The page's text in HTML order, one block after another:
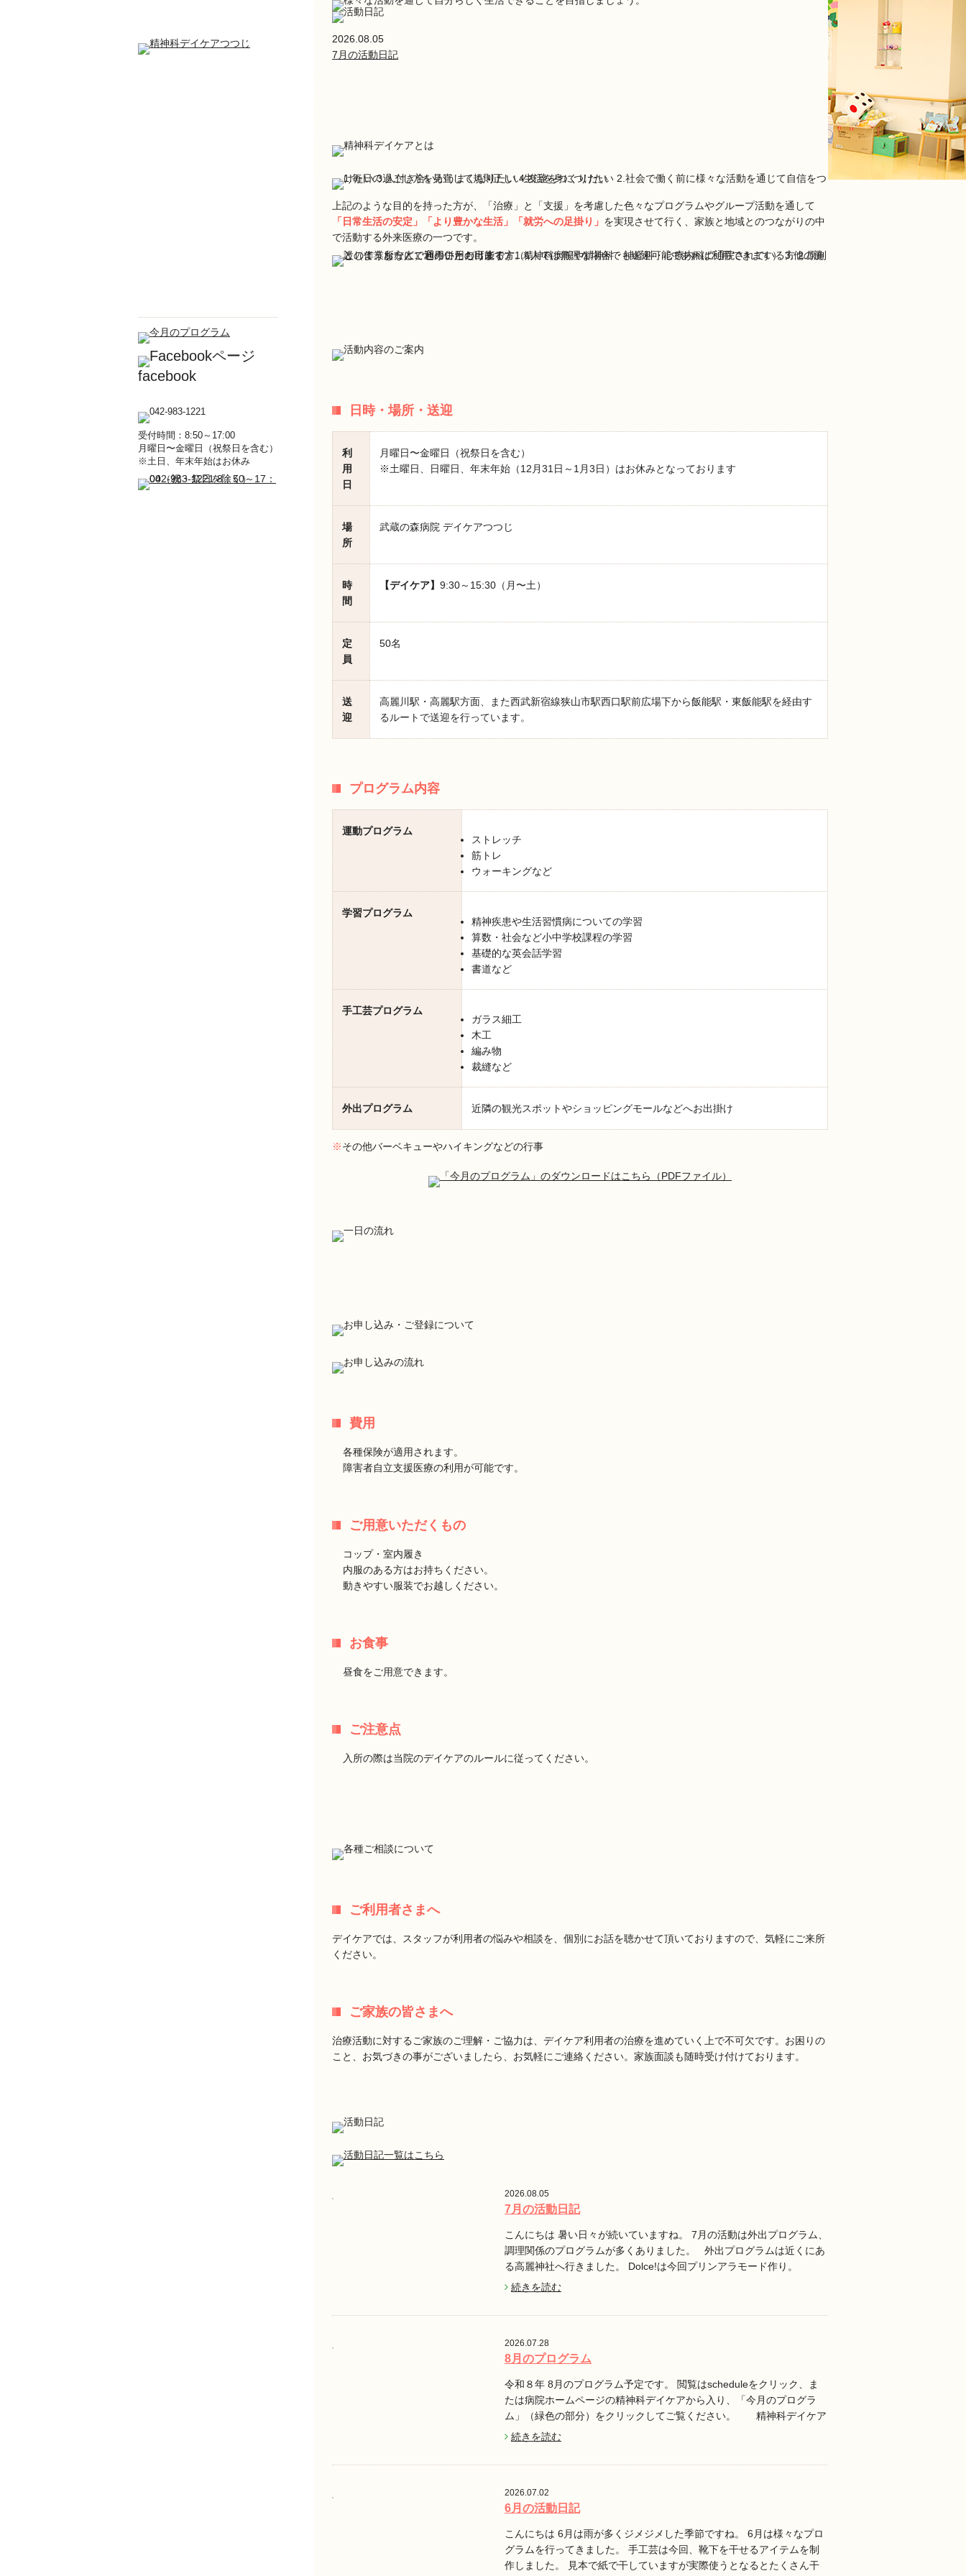
facebook
受付時間：8:50～17:00
月曜日〜金曜日（祝祭日を含む）
※土日、年末年始はお休み
2026.08.05
7月の活動日記
上記のような目的を持った方が、「治療」と「支援」を考慮した色々なプログラムやグループ活動を通して
「日常生活の安定」「より豊かな生活」「就労への足掛り」 を実現させて行く、家族と地域とのつながりの中
で活動する外来医療の一つです。
日時・場所・送迎
利
用
日
月曜日〜金曜日（祝祭日を含む）
※土曜日、日曜日、年末年始（12月31日～1月3日）はお休みとなっております
場
所
武蔵の森病院 デイケアつつじ
時
間
【デイケア】 9:30～15:30（月〜土）
定
員
50名
送
迎
高麗川駅・高麗駅方面、また西武新宿線狭山市駅西口駅前広場下から飯能駅・東飯能駅を経由す
るルートで送迎を行っています。
プログラム内容
運動プログラム
ストレッチ
筋トレ
ウォーキングなど
学習プログラム
精神疾患や生活習慣病についての学習
算数・社会など小中学校課程の学習
基礎的な英会話学習
書道など
手工芸プログラム
ガラス細工
木工
編み物
裁縫など
外出プログラム 近隣の観光スポットやショッピングモールなどへお出掛け
※その他バーベキューやハイキングなどの行事
費用
各種保険が適用されます。
障害者自立支援医療の利用が可能です。
ご用意いただくもの
コップ・室内履き
内服のある方はお持ちください。
動きやすい服装でお越しください。
お食事
昼食をご用意できます。
ご注意点
入所の際は当院のデイケアのルールに従ってください。
ご利用者さまへ
デイケアでは、スタッフが利用者の悩みや相談を、個別にお話を聴かせて頂いておりますので、気軽にご来所
ください。
ご家族の皆さまへ
治療活動に対するご家族のご理解・ご協力は、デイケア利用者の治療を進めていく上で不可欠です。お困りの
こと、お気づきの事がございましたら、お気軽にご連絡ください。家族面談も随時受け付けております。
2026.08.05
7月の活動日記
こんにちは 暑い日々が続いていますね。 7月の活動は外出プログラム、
調理関係のプログラムが多くありました。 外出プログラムは近くにあ
る高麗神社へ行きました。 Dolce!は今回プリンアラモード作り。
続きを読む
2026.07.28
8月のプログラム
令和８年 8月のプログラム予定です。 閲覧はscheduleをクリック、ま
たは病院ホームページの精神科デイケアから入り、「今月のプログラ
ム」（緑色の部分）をクリックしてご覧ください。 精神科デイケア
続きを読む
2026.07.02
6月の活動日記
こんにちは 6月は雨が多くジメジメした季節ですね。 6月は様々なプロ
グラムを行ってきました。 手工芸は今回、靴下を干せるアイテムを制
作しました。 見本で紙で干していますが実際使うとなるとたくさん干